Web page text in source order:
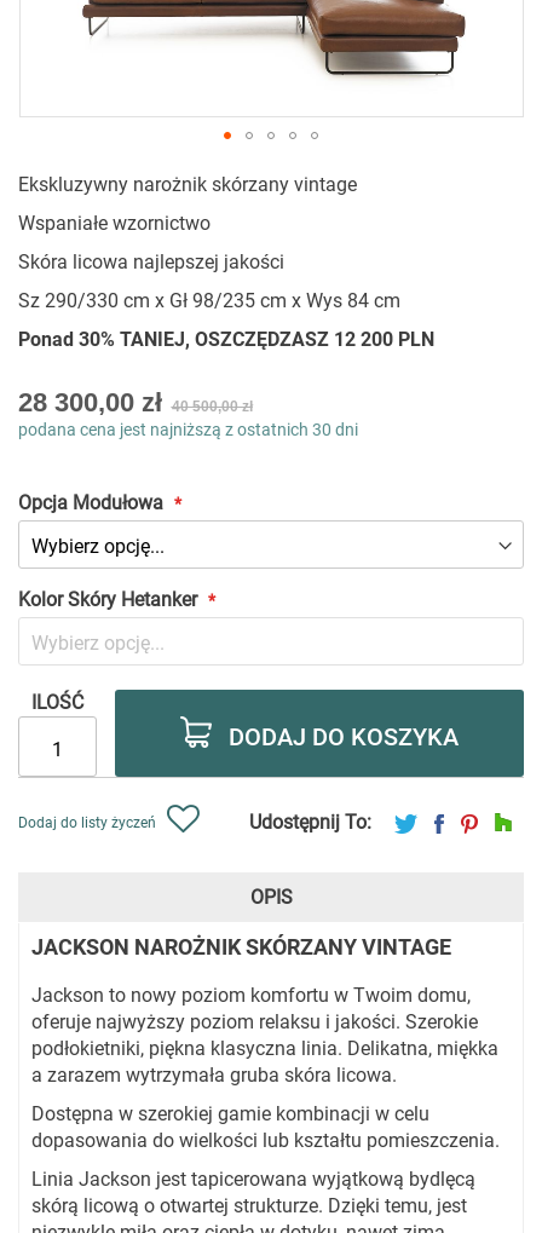
na
początek
Ekskluzywny narożnik skórzany vintage
Wspaniałe wzornictwo
Skóra licowa najlepszej jakości
Sz 290/330 cm x Gł 98/235 cm x Wys 84 cm
Ponad 30% TANIEJ, OSZCZĘDZASZ 12 200 PLN
As
low
28 300,00 zł 40 500,00 zł
podana cena jest najniższą z ostatnich 30 dni
Opcja Modułowa
Kolor Skóry Hetanker
ILOŚĆ
DODAJ DO KOSZYKA
Dodaj do listy życzeń Udostępnij To:
OPIS
JACKSON NAROŻNIK SKÓRZANY VINTAGE
Jackson to nowy poziom komfortu w Twoim domu,
oferuje najwyższy poziom relaksu i jakości. Szerokie
podłokietniki, piękna klasyczna linia. Delikatna, miękka
a zarazem wytrzymała gruba skóra licowa.
Dostępna w szerokiej gamie kombinacji w celu
dopasowania do wielkości lub kształtu pomieszczenia.
Linia Jackson jest tapicerowana wyjątkową bydlęcą
skórą licową o otwartej strukturze. Dzięki temu, jest